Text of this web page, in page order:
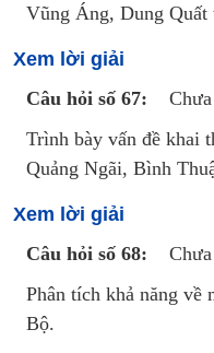
Vũng Áng, Dung Quất
Xem lời giải
Câu hỏi số 67:
Trình bày vấn đề khai
Quảng Ngãi, Bình
Xem lời giải
Câu hỏi số 68:
Phân tích khả năng về
Bộ.